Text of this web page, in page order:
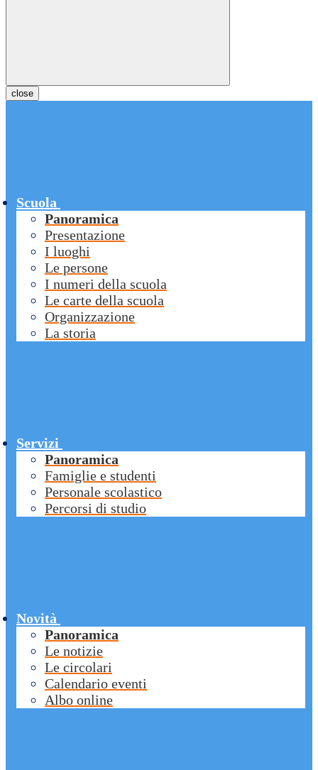
close
Scuola
Panoramica
Presentazione
I luoghi
Le persone
I numeri della scuola
Le carte della scuola
Organizzazione
La storia
Servizi
Panoramica
Famiglie e studenti
Personale scolastico
Percorsi di studio
Novità
Panoramica
Le notizie
Le circolari
Calendario eventi
Albo online